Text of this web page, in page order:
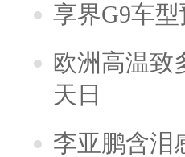
享界G9车
欧洲高温致
天日
李亚鹏含泪